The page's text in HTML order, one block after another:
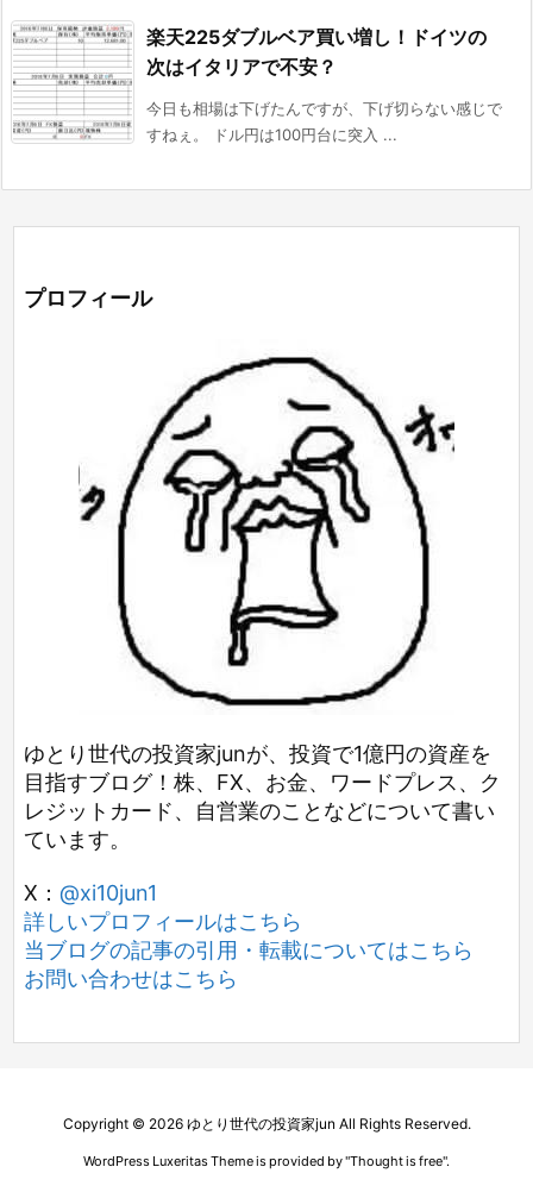
楽天225ダブルベア買い増し！ドイツの
次はイタリアで不安？
今日も相場は下げたんですが、下げ切らない感じで
すねぇ。 ドル円は100円台に突入 ...
プロフィール
ゆとり世代の投資家junが、投資で1億円の資産を
目指すブログ！株、FX、お金、ワードプレス、ク
レジットカード、自営業のことなどについて書い
ています。
X： @xi10jun1
詳しいプロフィールはこちら
当ブログの記事の引用・転載についてはこちら
お問い合わせはこちら
Copyright © 2026 ゆとり世代の投資家jun All Rights Reserved.
WordPress Luxeritas Theme is provided by "Thought is free".